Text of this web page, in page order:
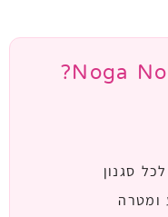
סגנון
ומטרה